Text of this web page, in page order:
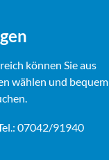
können Sie aus
wählen und bequem
07042/91940